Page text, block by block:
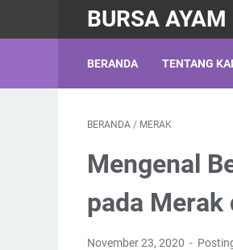
BURSA
BERANDA TENTANG
BERANDA / MERAK
Mengenal
pada Merak
November 23, 2020